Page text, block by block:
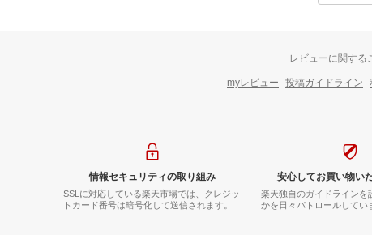
レビューに関する
myレビュー 投稿ガイドライン
情報セキュリティの取り組み
SSLに対応している楽天市場では、クレジッ
トカード番号は暗号化して送信されます。
安心してお買い物い
楽天独自のガイドラインを
かを日々パトロールしてい